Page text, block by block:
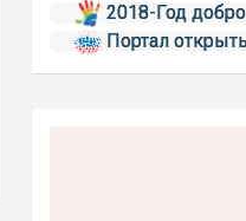
2018-Год
Портал